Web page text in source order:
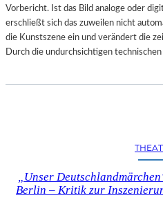
Vorbericht. Ist das Bild analoge oder
erschließt sich das zuweilen nicht
die Kunstszene ein und verändert die
Durch die undurchsichtigen
„Unser
Berlin – Kritik zur